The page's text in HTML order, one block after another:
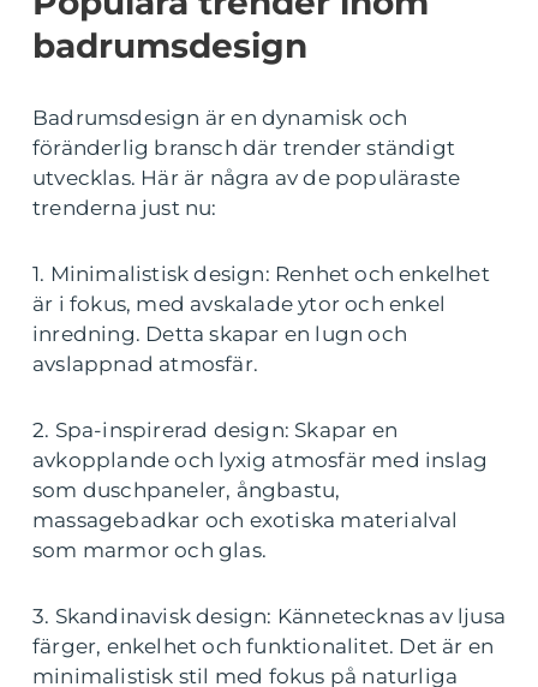
badrumsdesign
Badrumsdesign är en dynamisk och
föränderlig bransch där trender ständigt
utvecklas. Här är några av de populäraste
trenderna just nu:
1. Minimalistisk design: Renhet och enkelhet
är i fokus, med avskalade ytor och enkel
inredning. Detta skapar en lugn och
avslappnad atmosfär.
2. Spa-inspirerad design: Skapar en
avkopplande och lyxig atmosfär med inslag
som duschpaneler, ångbastu,
massagebadkar och exotiska materialval
som marmor och glas.
3. Skandinavisk design: Kännetecknas av ljusa
färger, enkelhet och funktionalitet. Det är en
minimalistisk stil med fokus på naturliga